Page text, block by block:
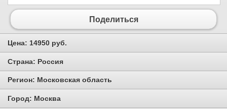
Поделиться
Цена: 14950 руб.
Страна: Россия
Регион: Московская область
Город: Москва